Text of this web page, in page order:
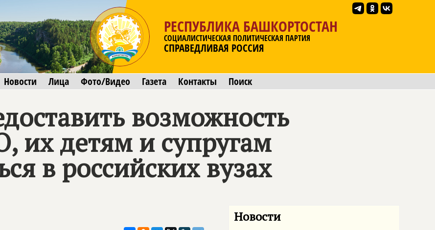
РЕСПУБЛИКА БАШКОРТОСТАН
СОЦИАЛИСТИЧЕСКАЯ ПОЛИТИЧЕСКАЯ ПАРТИЯ
СПРАВЕДЛИВАЯ РОССИЯ
Новости Лица Фото/Видео Газета Контакты Поиск
возможность
их детям и супругам
в российских вузах
Новости